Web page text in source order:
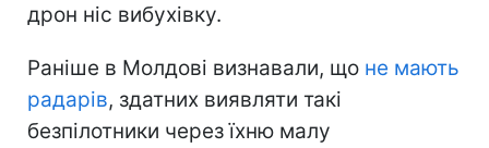
дрон ніс вибухівку.
Раніше в Молдові визнавали, що не мають
радарів, здатних виявляти такі
безпілотники через їхню малу